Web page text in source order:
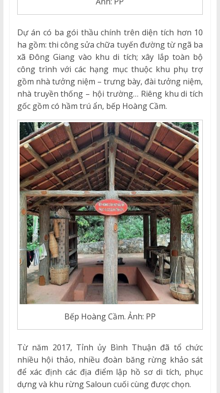
Dự án có ba gói thầu chính trên diện tích hơn 10
ha gồm: thi công sửa chữa tuyến đường từ ngã ba
xã Đông Giang vào khu di tích; xây lắp toàn bộ
công trình với các hạng mục thuộc khu phụ trợ
gồm nhà tưởng niệm – trưng bày, đài tưởng niệm,
nhà truyền thống – hội trường… Riêng khu di tích
gốc gồm có hầm trú ẩn, bếp Hoàng Cầm.
Bếp Hoàng Cầm. Ảnh: PP
Từ năm 2017, Tỉnh ủy Bình Thuận đã tổ chức
nhiều hội thảo, nhiều đoàn băng rừng khảo sát
để xác định các địa điểm lập hồ sơ di tích, phục
dựng và khu rừng Saloun cuối cùng được chọn.